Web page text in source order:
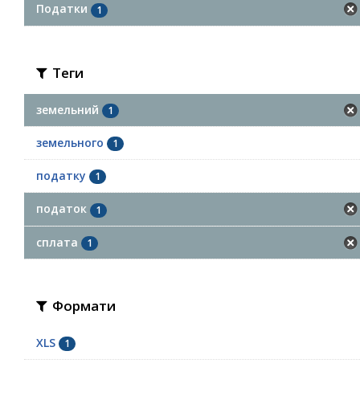
Податки 1
Теги
земельний 1
земельного 1
податку 1
податок 1
сплата 1
Формати
XLS 1